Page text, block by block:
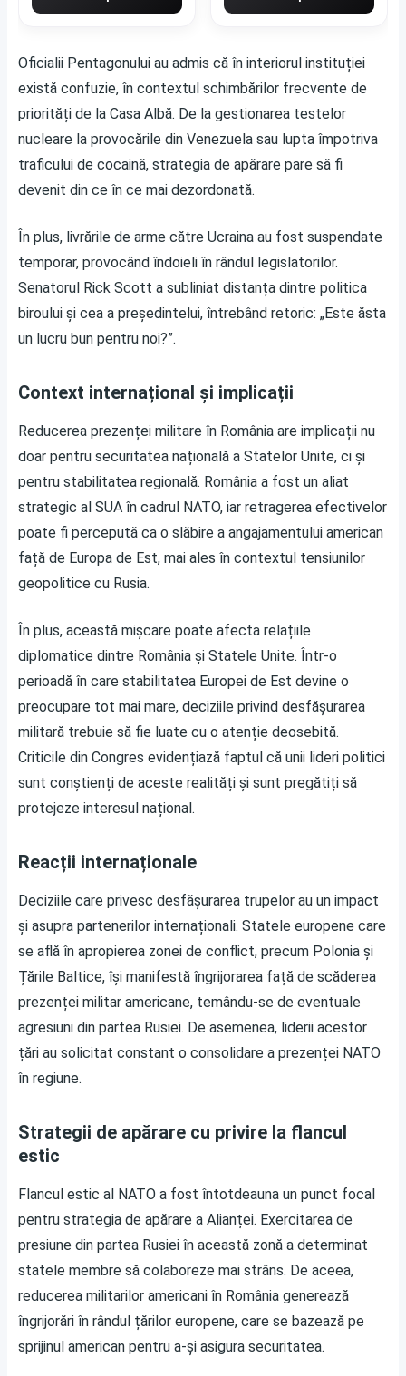
Oficialii Pentagonului au admis că în interiorul instituției
există confuzie, în contextul schimbărilor frecvente de
priorități de la Casa Albă. De la gestionarea testelor
nucleare la provocările din Venezuela sau lupta împotriva
traficului de cocaină, strategia de apărare pare să fi
devenit din ce în ce mai dezordonată.
În plus, livrările de arme către Ucraina au fost suspendate
temporar, provocând îndoieli în rândul legislatorilor.
Senatorul Rick Scott a subliniat distanța dintre politica
biroului și cea a președintelui, întrebând retoric: „Este ăsta
un lucru bun pentru noi?”.
Context internațional și implicații
Reducerea prezenței militare în România are implicații nu
doar pentru securitatea națională a Statelor Unite, ci și
pentru stabilitatea regională. România a fost un aliat
strategic al SUA în cadrul NATO, iar retragerea efectivelor
poate fi percepută ca o slăbire a angajamentului american
față de Europa de Est, mai ales în contextul tensiunilor
geopolitice cu Rusia.
În plus, această mișcare poate afecta relațiile
diplomatice dintre România și Statele Unite. Într-o
perioadă în care stabilitatea Europei de Est devine o
preocupare tot mai mare, deciziile privind desfășurarea
militară trebuie să fie luate cu o atenție deosebită.
Criticile din Congres evidențiază faptul că unii lideri politici
sunt conștienți de aceste realități și sunt pregătiți să
protejeze interesul național.
Reacții internaționale
Deciziile care privesc desfășurarea trupelor au un impact
și asupra partenerilor internaționali. Statele europene care
se află în apropierea zonei de conflict, precum Polonia și
Țările Baltice, își manifestă îngrijorarea față de scăderea
prezenței militar americane, temându-se de eventuale
agresiuni din partea Rusiei. De asemenea, liderii acestor
țări au solicitat constant o consolidare a prezenței NATO
în regiune.
Strategii de apărare cu privire la flancul
estic
Flancul estic al NATO a fost întotdeauna un punct focal
pentru strategia de apărare a Alianței. Exercitarea de
presiune din partea Rusiei în această zonă a determinat
statele membre să colaboreze mai strâns. De aceea,
reducerea militarilor americani în România generează
îngrijorări în rândul țărilor europene, care se bazează pe
sprijinul american pentru a-și asigura securitatea.